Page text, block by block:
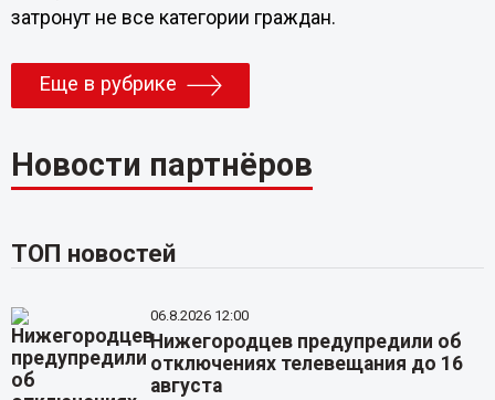
затронут не все категории граждан.
Еще в рубрике
Новости партнёров
ТОП новостей
06.8.2026 12:00
Нижегородцев предупредили об
отключениях телевещания до 16
августа